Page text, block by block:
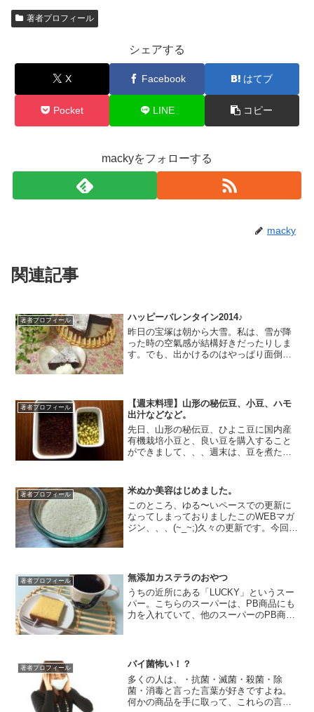
著者プロフィール
シェアする
X Facebook はてブ
Pocket LINE コピー
mackyをフォローする
macky
関連記事
著者プロフィール
ハッピーバレンタイン2014♪
昨日の宝塚は朝から大雪。私は、雪が降
った時の空氣感が結構好きだったりしま
す。でも、出かけるのはやっぱり面倒で
今年はどうしようかな。と...
著者プロフィール
【週末料理】山形の秘伝豆、小豆、ハモ
出汁などなど。
先日、山形の秘伝豆、ひよこ豆に国内産
有機栽培小豆と、良い豆を購入すること
ができまして、、、週末は、豆を煮た
にして冷凍してます。そして、写真の右
側は山形の秘伝豆なんですが...
著者プロフィール
米ぬか美容はじめました。
このところ、ゆる〜いペースでの更新に
なってしまっておりましたこのWEBマガ
ジン、、、(~_~;)久々の更新です。今回の
入していて、玄米...
著者プロフィール
無添加カステラのおやつ
うちの近所にある「LUCKY」というスー
パー。こちらのスーパーは、PB商品にも
力を入れていて、他のスーパーのPB商品
がほとんどなんです。...
著者プロフィール
バイ菌怖い！？
多くの人は、・抗菌・滅菌・殺菌・除
菌・消毒と言った言葉が好きですよね。
何かの商品を手に取って、これらの言葉